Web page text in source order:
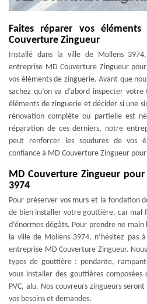
Faites réparer vos
Couverture Zingueur
Installé dans la ville de Mollens
entreprise MD Couverture Zingueur
vos éléments de zinguerie. Avant que
sachez qu’on va d’abord inspecter
éléments de zinguerie et décider si une
rénovation complète ou partielle est
réparation de ces derniers, notre
peut renforcer les soudures de vos
confiance à MD Couverture Zingueur
MD Couverture Zingueur
3974
Pour préserver vos murs et la fondation
de bien installer votre gouttière, car mal
d’énormes dégâts. Pour prendre ne
la ville de Mollens 3974, n’hésitez pas
entreprise MD Couverture Zingueur.
types de gouttière : pendante,
vous installer des gouttières
PVC, alu. Nos couvreurs zingueurs
vos besoins et demandes.